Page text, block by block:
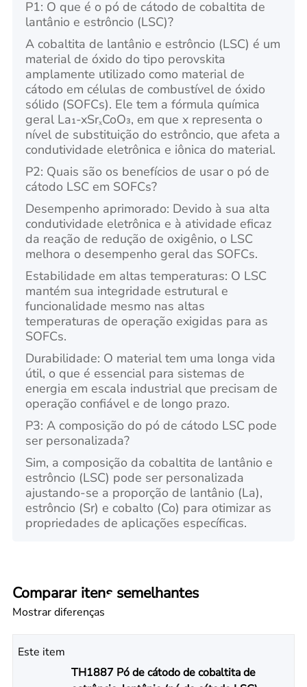
P1: O que é o pó de cátodo de cobaltita de
lantânio e estrôncio (LSC)?
A cobaltita de lantânio e estrôncio (LSC) é um
material de óxido do tipo perovskita
amplamente utilizado como material de
cátodo em células de combustível de óxido
sólido (SOFCs). Ele tem a fórmula química
geral La₁-xSrₓCoO₃, em que x representa o
nível de substituição do estrôncio, que afeta a
condutividade eletrônica e iônica do material.
P2: Quais são os benefícios de usar o pó de
cátodo LSC em SOFCs?
Desempenho aprimorado: Devido à sua alta
condutividade eletrônica e à atividade eficaz
da reação de redução de oxigênio, o LSC
melhora o desempenho geral das SOFCs.
Estabilidade em altas temperaturas: O LSC
mantém sua integridade estrutural e
funcionalidade mesmo nas altas
temperaturas de operação exigidas para as
SOFCs.
Durabilidade: O material tem uma longa vida
útil, o que é essencial para sistemas de
energia em escala industrial que precisam de
operação confiável e de longo prazo.
P3: A composição do pó de cátodo LSC pode
ser personalizada?
Sim, a composição da cobaltita de lantânio e
estrôncio (LSC) pode ser personalizada
ajustando-se a proporção de lantânio (La),
estrôncio (Sr) e cobalto (Co) para otimizar as
propriedades de aplicações específicas.
Comparar itens semelhantes
Mostrar diferenças
Este item
TH1887 Pó de cátodo de cobaltita de